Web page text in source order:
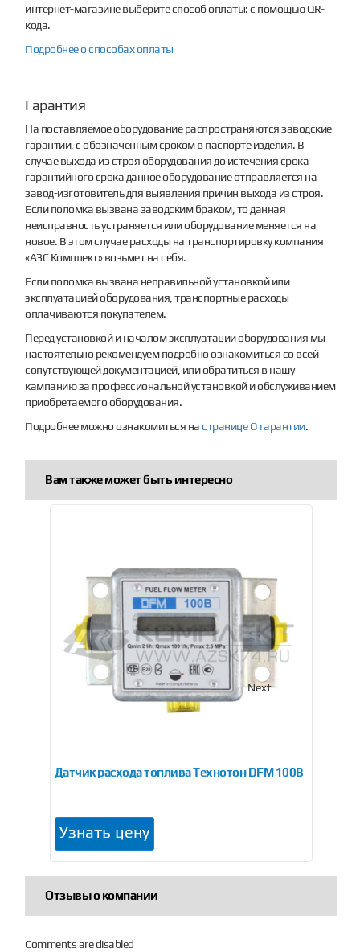
интернет-магазине выберите способ оплаты: с помощью QR-
кода.
Подробнее о способах оплаты
Гарантия
На поставляемое оборудование распространяются заводские
гарантии, с обозначенным сроком в паспорте изделия. В
случае выхода из строя оборудования до истечения срока
гарантийного срока данное оборудование отправляется на
завод-изготовитель для выявления причин выхода из строя.
Если поломка вызвана заводским браком, то данная
неисправность устраняется или оборудование меняется на
новое. В этом случае расходы на транспортировку компания
«АЗС Комплект» возьмет на себя.
Если поломка вызвана неправильной установкой или
эксплуатацией оборудования, транспортные расходы
оплачиваются покупателем.
Перед установкой и началом эксплуатации оборудования мы
настоятельно рекомендуем подробно ознакомиться со всей
сопутствующей документацией, или обратиться в нашу
кампанию за профессиональной установкой и обслуживанием
приобретаемого оборудования.
Подробнее можно ознакомиться настранице О гарантии.
Вам также может быть интересно
Previous
Датчик расхода топлива Технотон DFM 100B
Узнать цену
Next
Отзывы о компании
Comments are disabled